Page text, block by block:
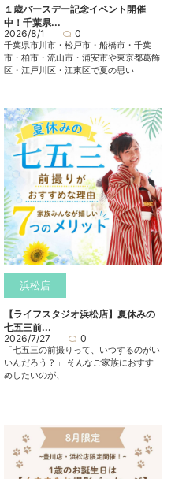
１歳バースデー記念イベント開催
中！千葉県...
2026/8/1
0
千葉県市川市・松戸市・船橋市・千葉
市・柏市・流山市・浦安市や東京都葛飾
区・江戸川区・江東区で夏の思い
浜松店
【ライフスタジオ浜松店】夏休みの
七五三前...
2026/7/27
0
「七五三の前撮りって、いつするのがい
いんだろう？」 そんなご家族におすす
めしたいのが、